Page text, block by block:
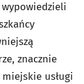
znacznie
usługi